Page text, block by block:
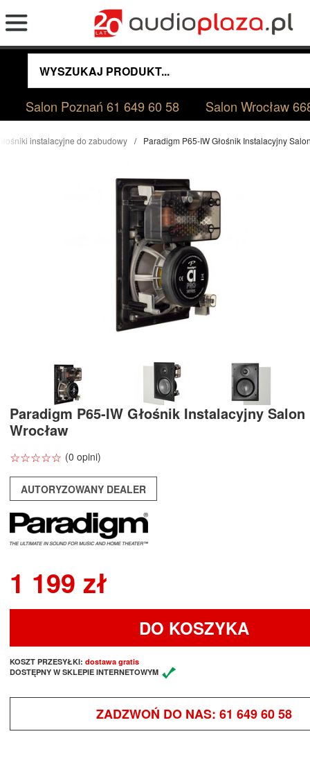
Salon Poznań61 649 60 58 Salon Wrocław
instalacyjne do zabudowy Paradigm P65-IW Głośnik Instalacyjny
Paradigm P65-IW Głośnik Instalacyjny Salon
Wrocław
☆☆☆☆☆
★★★★★ (0 opini)
AUTORYZOWANY DEALER
1 199 zł
DO KOSZYKA
KOSZT PRZESYŁKI: dostawa gratis
DOSTĘPNY W SKLEPIE INTERNETOWYM
ZADZWOŃ DO NAS: 61 649 60 58